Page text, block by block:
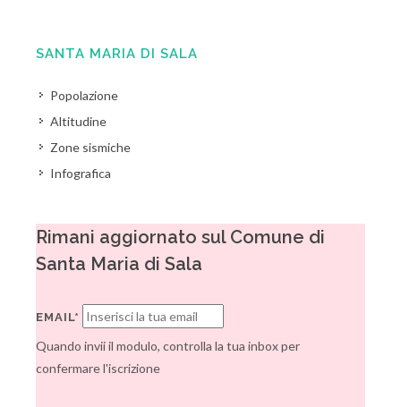
SANTA MARIA DI SALA
Popolazione
Altitudine
Zone sismiche
Infografica
Rimani aggiornato sul Comune di
Santa Maria di Sala
EMAIL*
Quando invii il modulo, controlla la tua inbox per
confermare l'iscrizione